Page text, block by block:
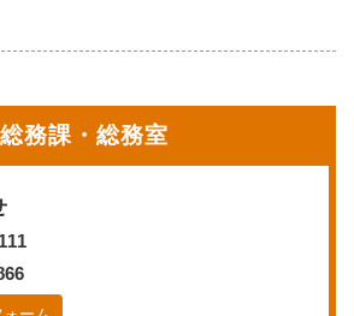
総務課・総務室